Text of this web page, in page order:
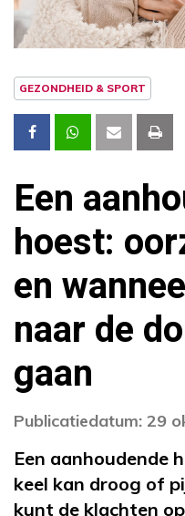
GEZONDHEID & SPORT
Een
hoest:
en
naar de
gaan
Publicatiedatum: 29
Een aanhoudende
keel kan droog of
kunt de klachten